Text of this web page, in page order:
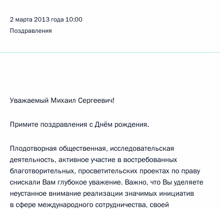
2 марта 2013 года 10:00
Поздравления
Уважаемый Михаил Сергеевич!
Примите поздравления с Днём рождения.
Плодотворная общественная, исследовательская
деятельность, активное участие в востребованных
благотворительных, просветительских проектах по праву
снискали Вам глубокое уважение. Важно, что Вы уделяете
неустанное внимание реализации значимых инициатив
в сфере международного сотрудничества, своей